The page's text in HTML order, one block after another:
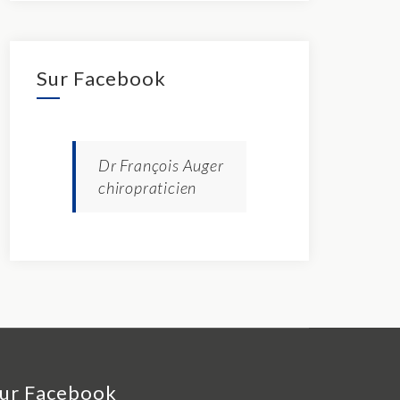
Sur Facebook
Dr François Auger
chiropraticien
Facebook